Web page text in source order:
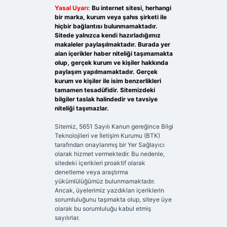
Yasal Uyarı: Bu internet sitesi, herhangi
bir marka, kurum veya şahıs şirketi ile
hiçbir bağlantısı bulunmamaktadır.
Sitede yalnızca kendi hazırladığımız
makaleler paylaşılmaktadır. Burada yer
alan içerikler haber niteliği taşımamakta
olup, gerçek kurum ve kişiler hakkında
paylaşım yapılmamaktadır. Gerçek
kurum ve kişiler ile isim benzerlikleri
tamamen tesadüfidir. Sitemizdeki
bilgiler taslak halindedir ve tavsiye
niteliği taşımazlar.
Sitemiz, 5651 Sayılı Kanun gereğince Bilgi
Teknolojileri ve İletişim Kurumu (BTK)
tarafından onaylanmış bir Yer Sağlayıcı
olarak hizmet vermektedir. Bu nedenle,
sitedeki içerikleri proaktif olarak
denetleme veya araştırma
yükümlülüğümüz bulunmamaktadır.
Ancak, üyelerimiz yazdıkları içeriklerin
sorumluluğunu taşımakta olup, siteye üye
olarak bu sorumluluğu kabul etmiş
sayılırlar.